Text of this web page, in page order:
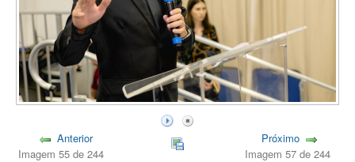
Anterior
Imagem 55 de 244
Próximo
Imagem 57 de 244